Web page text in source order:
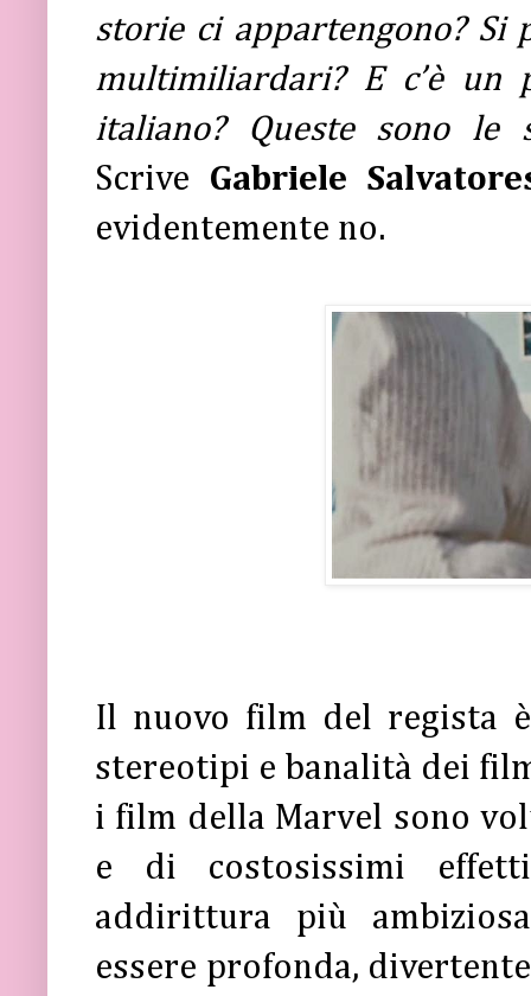
storie ci appartengono? Si
multimiliardari? E c’è un
italiano? Queste sono le
Scrive Gabriele
evidentemente no.
Il nuovo film del regista
stereotipi e banalità dei
i film della Marvel sono
e di costosissimi
addirittura più
essere profonda,